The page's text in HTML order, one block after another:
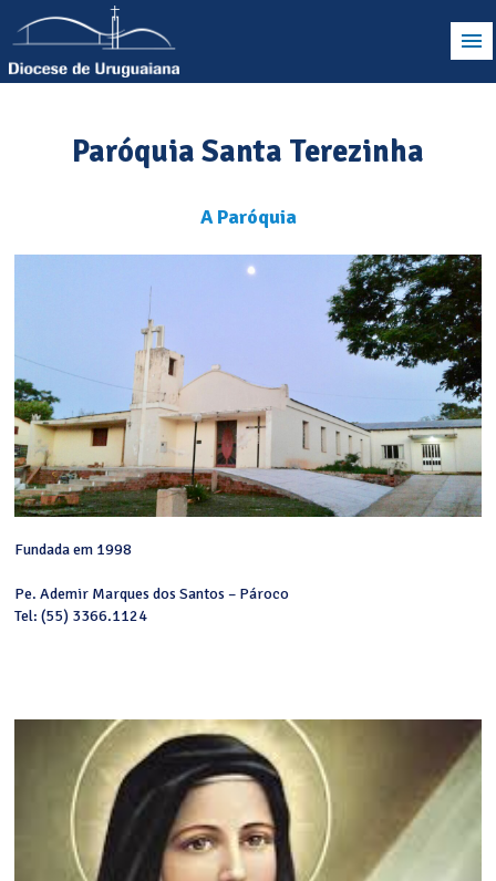
Paróquia Santa Terezinha
A Paróquia
Fundada em 1998
Pe. Ademir Marques dos Santos – Pároco
Tel: (55) 3366.1124